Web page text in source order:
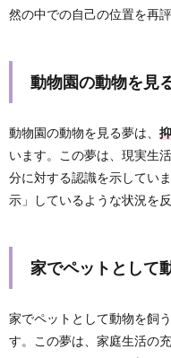
然の中での自己の位置を再
動物園の動物を見
動物園の動物を見る夢は、
います。この夢は、現実生
分に対する認識を示してい
示」しているような状況を
家でペットとして
家でペットとして動物を飼う
す。この夢は、家庭生活の